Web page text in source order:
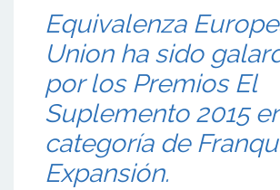
Equivalenza
Union ha sido
por los Premios El
Suplemento 2015
categoría de
Expansión.